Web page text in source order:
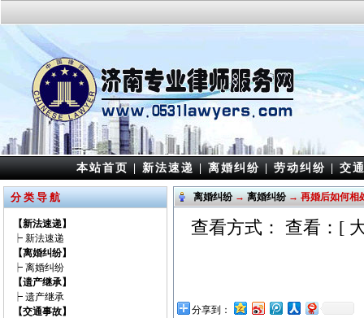
本站首页|新法速递|离婚纠纷|劳动纠纷|交
分 类 导 航
【新法速递】
┝ 新法速递
【离婚纠纷】
┝ 离婚纠纷
【遗产继承】
┝ 遗产继承
【交通事故】
离婚纠纷→离婚纠纷→ 再婚后如何相
查看方式： 查看：[
分享到：